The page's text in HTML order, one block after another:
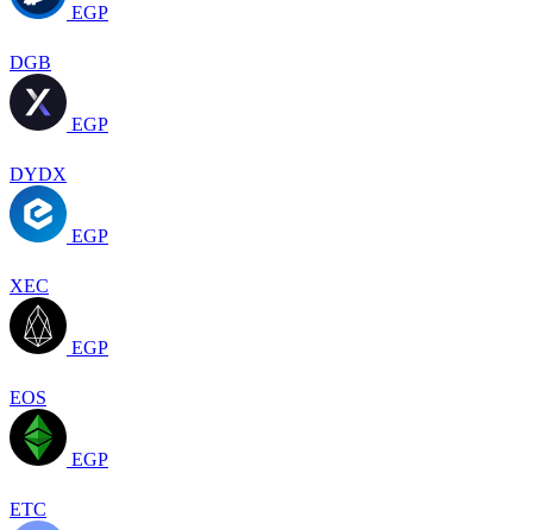
EGP
DGB
EGP
DYDX
EGP
XEC
EGP
EOS
EGP
ETC